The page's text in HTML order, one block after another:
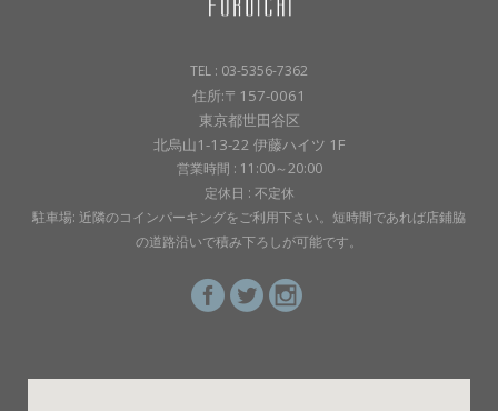
TEL : 03-5356-7362
住所:〒157-0061
東京都世田谷区
北烏山1-13-22 伊藤ハイツ 1F
営業時間 : 11:00～20:00
定休日 : 不定休
駐車場: 近隣のコインパーキングをご利用下さい。短時間であれば店鋪脇
の道路沿いで積み下ろしが可能です。